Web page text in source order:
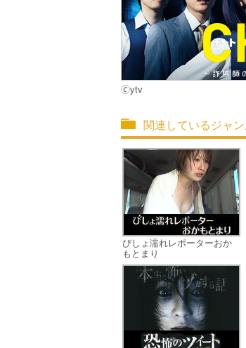
🄫ytv
関連しているジャ
びしょ濡れレポーターおか
もとまり